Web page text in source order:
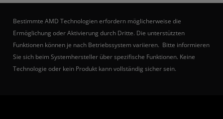
Bestimmte AMD Technologien erfordern möglicherweise die
Ermöglichung oder Aktivierung durch Dritte. Die unterstützten
Funktionen können je nach Betriebssystem variieren. Bitte informieren
Sie sich beim Systemhersteller über spezifische Funktionen. Keine
Technologie oder kein Produkt kann vollständig sicher sein.